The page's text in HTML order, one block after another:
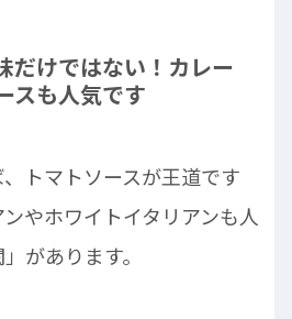
だけではない！カレー
スも人気です
トマトソースが王道です
やホワイトイタリアンも人
があります。